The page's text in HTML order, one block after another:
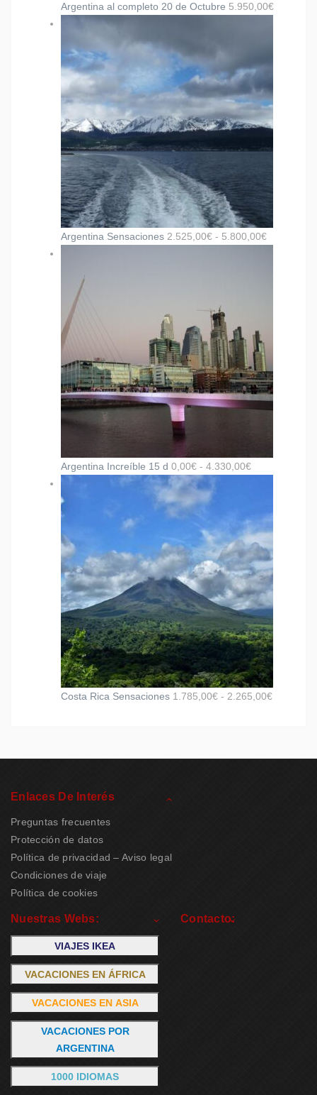
Argentina al completo 20 de Octubre 5.950,00€
Argentina Sensaciones 2.525,00€ - 5.800,00€
Argentina Increíble 15 d 0,00€ - 4.330,00€
Costa Rica Sensaciones 1.785,00€ - 2.265,00€
Enlaces De Interés
Preguntas frecuentes
Protección de datos
Política de privacidad – Aviso legal
Condiciones de viaje
Política de cookies
Nuestras Webs:
VIAJES IKEA
VACACIONES EN ÁFRICA
VACACIONES EN ASIA
VACACIONES POR
ARGENTINA
1000 IDIOMAS
Contacto: